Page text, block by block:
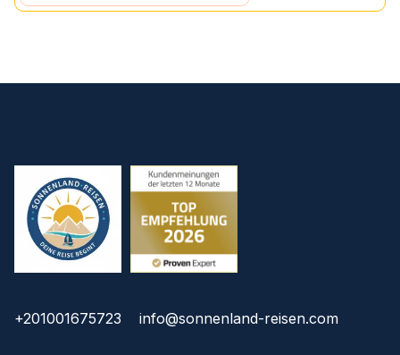
+201001675723 info@sonnenland-reisen.com